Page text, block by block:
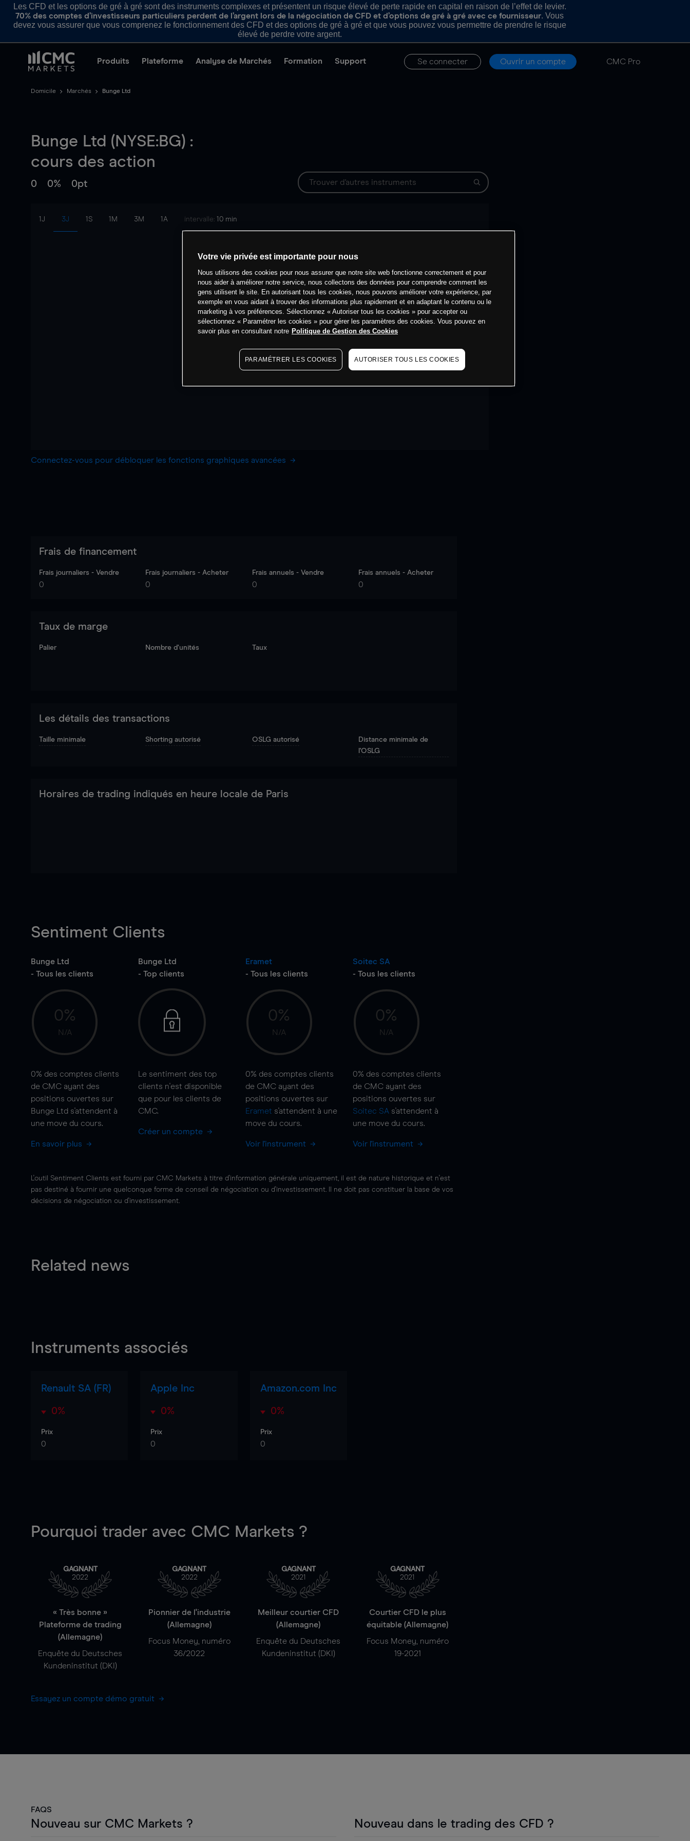
Les CFD et les options de gré à gré sont des instruments complexes et présentent un risque élevé de perte rapide en capital en raison de l’effet de levier.
70% des comptes d’investisseurs particuliers perdent de l’argent lors de la négociation de CFD et d’options de gré à gré avec ce fournisseur. Vous
devez vous assurer que vous comprenez le fonctionnement des CFD et des options de gré à gré et que vous pouvez vous permettre de prendre le risque
élevé de perdre votre argent.
Produits Plateforme Analyse de Marchés Formation Support Se connecter Ouvrir un compte CMC Pro
Domicile Marchés Bunge Ltd
Bunge Ltd (NYSE:BG) :
cours des action
0 0% 0pt
1J 3J 1S 1M 3M 1A intervalle: 10 min
Connectez-vous pour débloquer les fonctions graphiques avancées
Frais de financement
Frais journaliers - Vendre
0
Frais journaliers - Acheter
0
Frais annuels - Vendre
0
Frais annuels - Acheter
0
Taux de marge
Palier Nombre d’unités Taux
Les détails des transactions
Taille minimale Shorting autorisé OSLG autorisé
Distance minimale de
l'OSLG
Horaires de trading indiqués en heure locale de Paris
Sentiment Clients
Bunge Ltd
- Tous les clients
0%
N/A
0% des comptes clients
de CMC ayant des
positions ouvertes sur
Bunge Ltd s'attendent à
une move du cours.
En savoir plus
Bunge Ltd
- Top clients
Le sentiment des top
clients n'est disponible
que pour les clients de
CMC.
Créer un compte
Eramet
- Tous les clients
0%
N/A
0% des comptes clients
de CMC ayant des
positions ouvertes sur
Eramet s'attendent à une
move du cours.
Voir l'instrument
Soitec SA
- Tous les clients
0%
N/A
0% des comptes clients
de CMC ayant des
positions ouvertes sur
Soitec SA s'attendent à
une move du cours.
Voir l'instrument
L'outil Sentiment Clients est fourni par CMC Markets à titre d'information générale uniquement, il est de nature historique et n'est
pas destiné à fournir une quelconque forme de conseil de négociation ou d'investissement. Il ne doit pas constituer la base de vos
décisions de négociation ou d'investissement.
Related news
Instruments associés
Renault SA (FR)
0%
Prix
0
Apple Inc
0%
Prix
0
Amazon.com Inc
0%
Prix
0
Pourquoi trader avec CMC Markets ?
GAGNANT
2022
« Très bonne »
Plateforme de trading
(Allemagne)
Enquête du Deutsches
Kundeninstitut (DKI)
GAGNANT
2022
Pionnier de l'industrie
(Allemagne)
Focus Money, numéro
36/2022
GAGNANT
2021
Meilleur courtier CFD
(Allemagne)
Enquête du Deutsches
Kundeninstitut (DKI)
GAGNANT
2021
Courtier CFD le plus
équitable (Allemagne)
Focus Money, numéro
19-2021
Essayez un compte démo gratuit
FAQS
Nouveau sur CMC Markets ? Nouveau dans le trading des CFD ?
Votre vie privée est importante pour nous
Nous utilisons des cookies pour nous assurer que notre site web fonctionne correctement et pour
nous aider à améliorer notre service, nous collectons des données pour comprendre comment les
gens utilisent le site. En autorisant tous les cookies, nous pouvons améliorer votre expérience, par
exemple en vous aidant à trouver des informations plus rapidement et en adaptant le contenu ou le
marketing à vos préférences. Sélectionnez « Autoriser tous les cookies » pour accepter ou
sélectionnez « Paramétrer les cookies » pour gérer les paramètres des cookies. Vous pouvez en
savoir plus en consultant notre Politique de Gestion des Cookies
PARAMÉTRER LES COOKIES AUTORISER TOUS LES COOKIES